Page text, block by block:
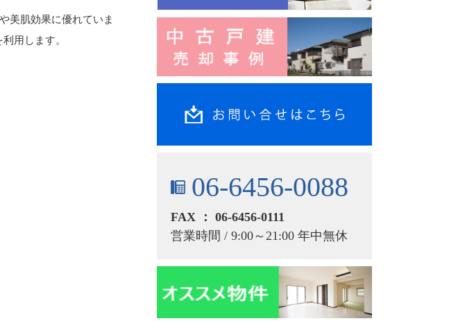
肌効果に優れていま
用します。
06-6456-0088
FAX ： 06-6456-0111
営業時間 / 9:00～21:00 年中無休